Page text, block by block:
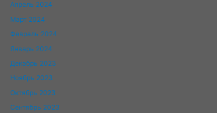
Апрель 2024
Март 2024
Февраль 2024
Январь 2024
Декабрь 2023
Ноябрь 2023
Октябрь 2023
Сентябрь 2023